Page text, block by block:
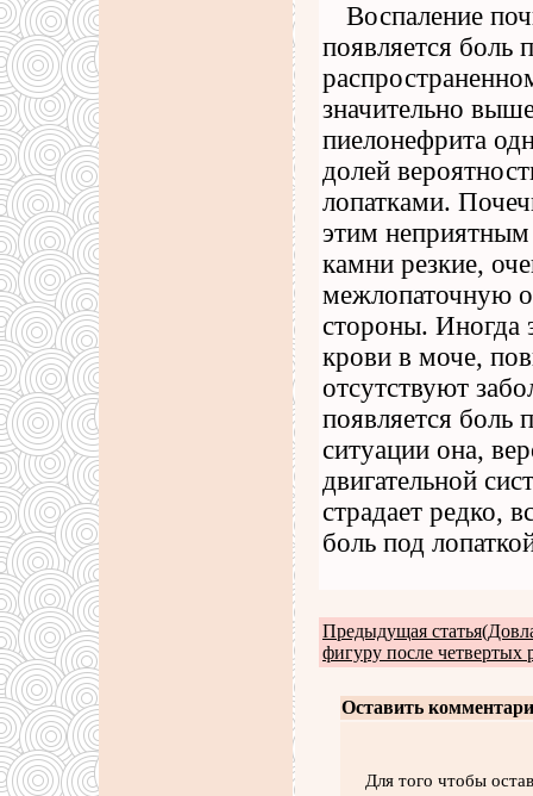
Воспаление
появляется боль
значительно
пиелонефрита
долей
лопатками.
этим
камни резкие,
межлопаточную
стороны. Иногда
крови в моче,
отсутствуют
появляется боль
ситуации она,
двигательной
страдает редко,
боль под
Предыдущая
фигуру после четвертых
Оставить
Для того чтобы